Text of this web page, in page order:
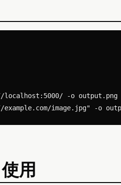
-o output.png
用